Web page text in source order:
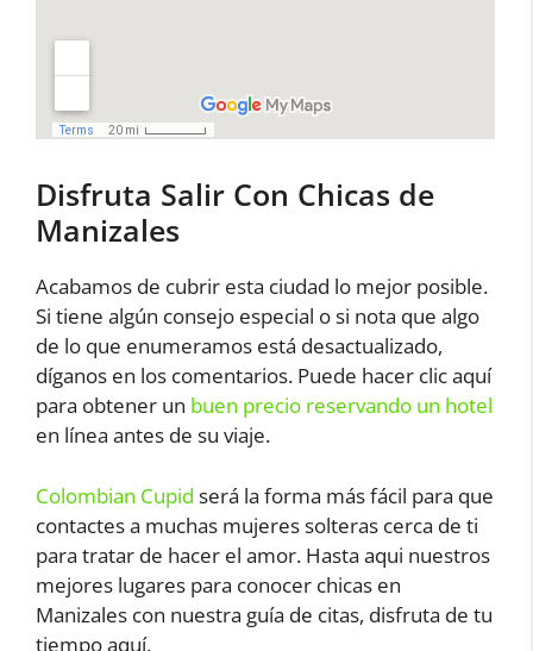
Disfruta Salir Con Chicas de
Manizales
Acabamos de cubrir esta ciudad lo mejor posible.
Si tiene algún consejo especial o si nota que algo
de lo que enumeramos está desactualizado,
díganos en los comentarios. Puede hacer clic aquí
para obtener un buen precio reservando un hotel
en línea antes de su viaje.
Colombian Cupid será la forma más fácil para que
contactes a muchas mujeres solteras cerca de ti
para tratar de hacer el amor. Hasta aqui nuestros
mejores lugares para conocer chicas en
Manizales con nuestra guía de citas, disfruta de tu
tiempo aquí.